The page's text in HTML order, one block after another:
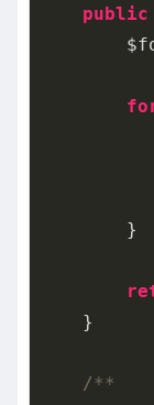
public
        }
    }
/**